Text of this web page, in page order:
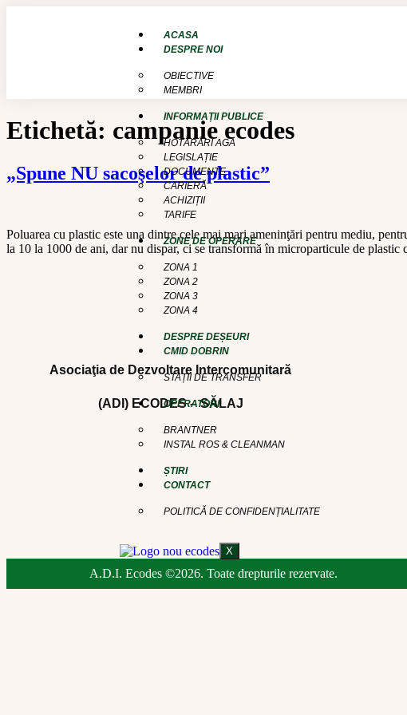
ACASA
DESPRE NOI
OBIECTIVE
MEMBRI
INFORMAȚII PUBLICE
HOTĂRÂRI AGA
LEGISLAȚIE
DOCUMENTE
CARIERĂ
ACHIZIȚII
TARIFE
ZONE DE OPERARE
ZONA 1
ZONA 2
ZONA 3
ZONA 4
DESPRE DEȘEURI
CMID DOBRIN
STAȚII DE TRANSFER
OPERATORI
BRANTNER
INSTAL ROS & CLEANMAN
ȘTIRI
CONTACT
POLITICĂ DE CONFIDENȚIALITATE
X
Etichetă: campanie ecodes
„Spune NU sacoşelor de plastic”
Poluarea cu plastic este una dintre cele mai mari ameninţări pentru mediu,
la 10 la 1000 de ani, dar nu dispar, ci se transformă în microparticule de
Asociaţia de Dezvoltare Intercomunitară
(ADI) ECODES – SĂLAJ
A.D.I. Ecodes ©2026. Toate drepturile rezervate.